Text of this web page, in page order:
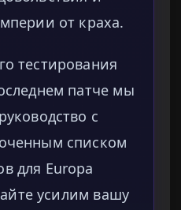
от краха.
тестирования
патче мы
с
списком
для Europa
усилим вашу